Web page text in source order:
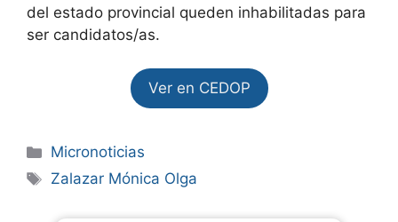
del estado provincial queden inhabilitadas para
ser candidatos/as.
Ver en CEDOP
Micronoticias
Zalazar Mónica Olga